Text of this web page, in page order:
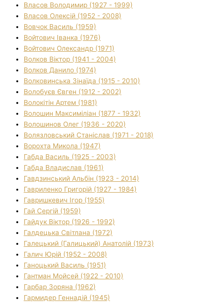
Власов Володимир (1927 - 1999)
Власов Олексій (1952 - 2008)
Вовчок Василь (1959)
Войтович Іванка (1976)
Войтович Олександр (1971)
Волков Віктор (1941 - 2004)
Волков Данило (1974)
Волковинська Зінаїда (1915 - 2010)
Волобуєв Євген (1912 - 2002)
Волокітін Артем (1981)
Волошин Максиміліан (1877 - 1932)
Волошинов Олег (1936 - 2020)
Волязловський Станіслав (1971 - 2018)
Ворохта Микола (1947)
Габда Василь (1925 - 2003)
Габда Владислав (1961)
Гавдзинський Альбін (1923 - 2014)
Гавриленко Григорій (1927 - 1984)
Гавришкевич Ігор (1955)
Гай Сергій (1959)
Гайдук Віктор (1926 - 1992)
Галдецька Світлана (1972)
Галецький (Галицький) Анатолій (1973)
Галич Юрій (1952 - 2008)
Ганоцький Василь (1951)
Гантман Мойсей (1922 - 2010)
Гарбар Зоряна (1962)
Гармидер Геннадій (1945)